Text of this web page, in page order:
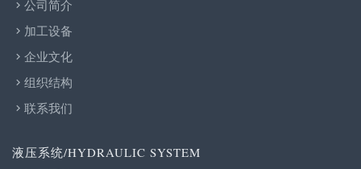
公司简介
加工设备
企业文化
组织结构
联系我们
液压系统/HYDRAULIC SYSTEM